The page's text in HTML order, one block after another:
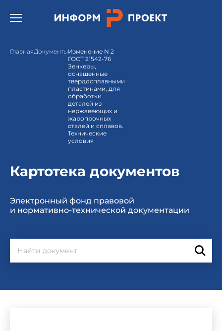
Открыть бургер меню.
ГлавнаяДокументыИзменение N 2
ГОСТ 21542-76
Зенкеры,
оснащенные
твердосплавными
пластинами, для
обработки
деталей из
нержавеющих и
жаропрочных
сталей и сплавов.
Технические
условия
Картотека документов
Электронный фонд правовой
и нормативно-технической документации